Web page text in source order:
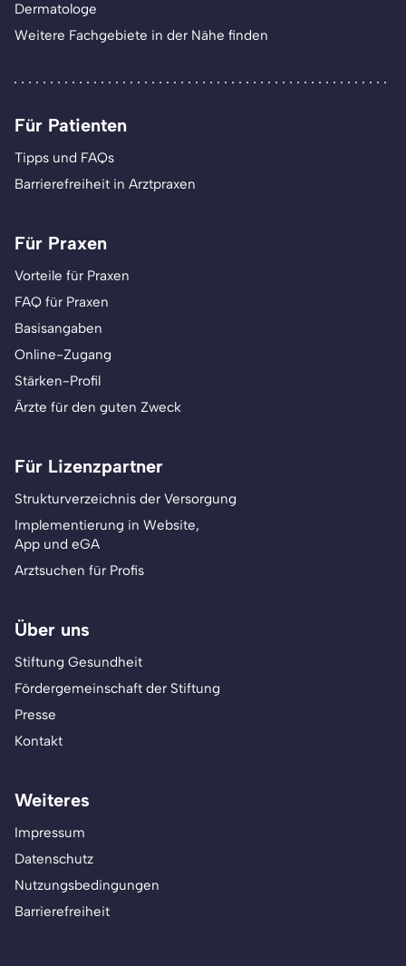
Dermatologe
Weitere Fachgebiete in der Nähe finden
Für Patienten
Tipps und FAQs
Barrierefreiheit in Arztpraxen
Für Praxen
Vorteile für Praxen
FAQ für Praxen
Basisangaben
Online-Zugang
Stärken-Profil
Ärzte für den guten Zweck
Für Lizenzpartner
Strukturverzeichnis der Versorgung
Implementierung in Website,
App und eGA
Arztsuchen für Profis
Über uns
Stiftung Gesundheit
Fördergemeinschaft der Stiftung
Presse
Kontakt
Weiteres
Impressum
Datenschutz
Nutzungsbedingungen
Barrierefreiheit